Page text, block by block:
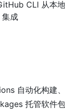
CLI 从本
成
自动化构建
托管软件包